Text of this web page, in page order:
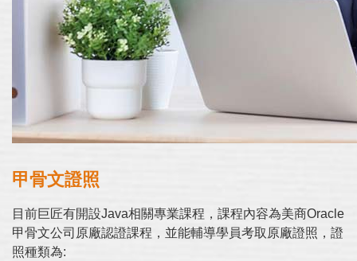
甲骨文證照
目前巨匠有開設Java相關專業課程，課程內容為美商Oracle
甲骨文公司原廠認證課程，並能輔導學員考取原廠證照，證
照種類為: